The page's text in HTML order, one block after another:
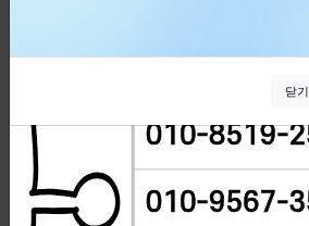
닫기